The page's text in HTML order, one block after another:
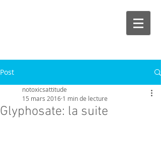
Post
Glyphosate: la suite
notoxicsattitude
15 mars 2016 1 min de lecture